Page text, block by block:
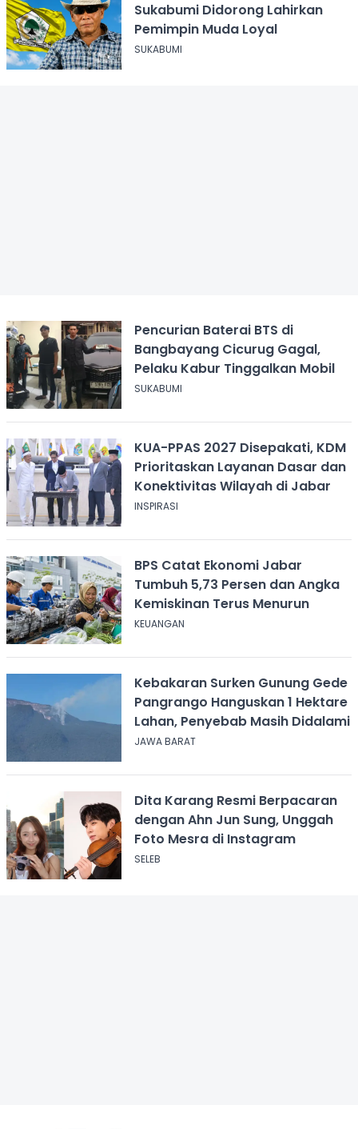
Sukabumi Didorong Lahirkan
Pemimpin Muda Loyal
SUKABUMI
Pencurian Baterai BTS di
Bangbayang Cicurug Gagal,
Pelaku Kabur Tinggalkan Mobil
SUKABUMI
KUA-PPAS 2027 Disepakati, KDM
Prioritaskan Layanan Dasar dan
Konektivitas Wilayah di Jabar
INSPIRASI
BPS Catat Ekonomi Jabar
Tumbuh 5,73 Persen dan Angka
Kemiskinan Terus Menurun
KEUANGAN
Kebakaran Surken Gunung Gede
Pangrango Hanguskan 1 Hektare
Lahan, Penyebab Masih Didalami
JAWA BARAT
Dita Karang Resmi Berpacaran
dengan Ahn Jun Sung, Unggah
Foto Mesra di Instagram
SELEB